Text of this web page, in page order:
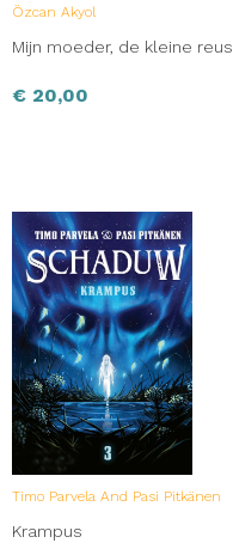
Özcan Akyol
Mijn moeder, de kleine reus
€ 20,00
Timo Parvela And Pasi Pitkänen
Krampus